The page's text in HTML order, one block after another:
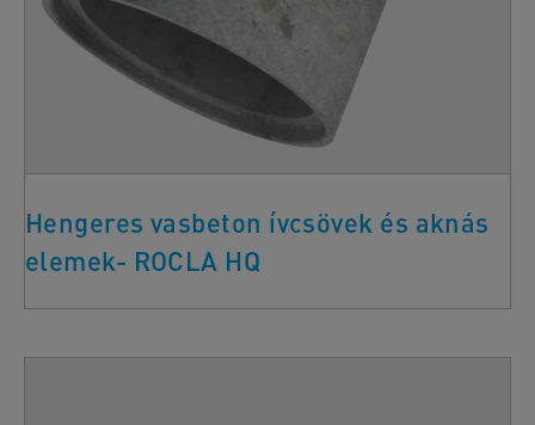
Hengeres vasbeton ívcsövek és aknás
elemek- ROCLA HQ